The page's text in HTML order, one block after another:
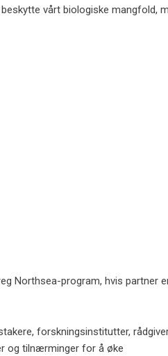
vårt biologiske mangfold,
Northsea-program, hvis partner
forskningsinstitutter,
og tilnærminger for å øke